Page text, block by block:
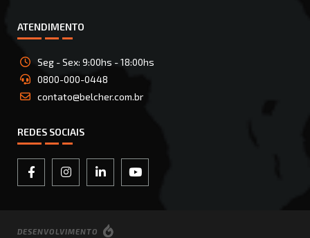
ATENDIMENTO
Seg - Sex: 9:00hs - 18:00hs
0800-000-0448
contato@belcher.com.br
REDES SOCIAIS
DESENVOLVIMENTO